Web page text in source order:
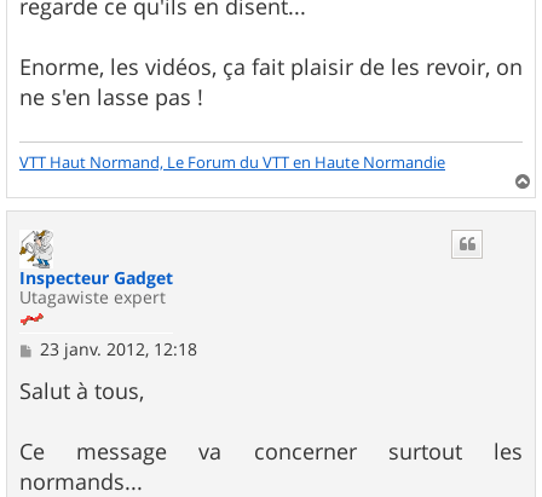
regarde ce qu'ils en disent...
Enorme, les vidéos, ça fait plaisir de les revoir, on
ne s'en lasse pas !
VTT Haut Normand, Le Forum du VTT en Haute Normandie
a
Inspecteur Gadget
Utagawiste expert
M
s
s
g
e
23 janv. 2012, 12:18
Salut à tous,
Ce message va concerner surtout les
normands...